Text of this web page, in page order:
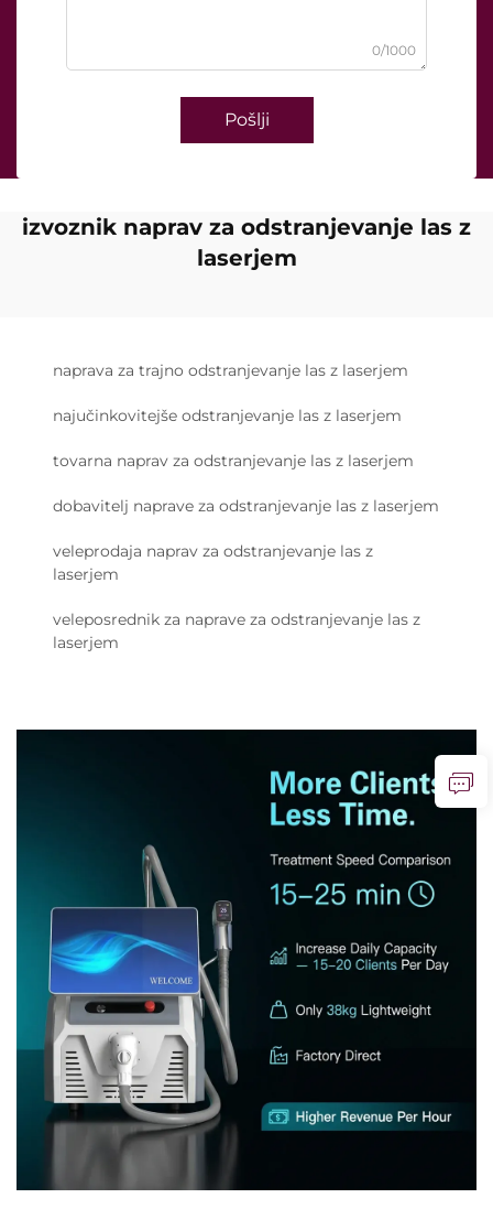
0/1000
Pošlji
izvoznik naprav za odstranjevanje las z
laserjem
naprava za trajno odstranjevanje las z laserjem
najučinkovitejše odstranjevanje las z laserjem
tovarna naprav za odstranjevanje las z laserjem
dobavitelj naprave za odstranjevanje las z laserjem
veleprodaja naprav za odstranjevanje las z
laserjem
veleposrednik za naprave za odstranjevanje las z
laserjem